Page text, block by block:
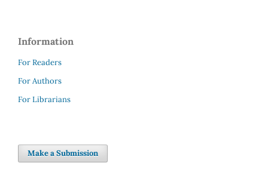
Information
For Readers
For Authors
For Librarians
Make a Submission